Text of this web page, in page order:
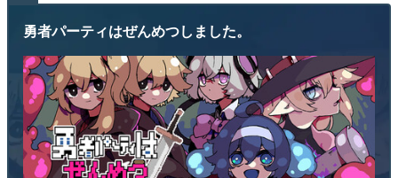
勇者パーティはぜんめつしました。